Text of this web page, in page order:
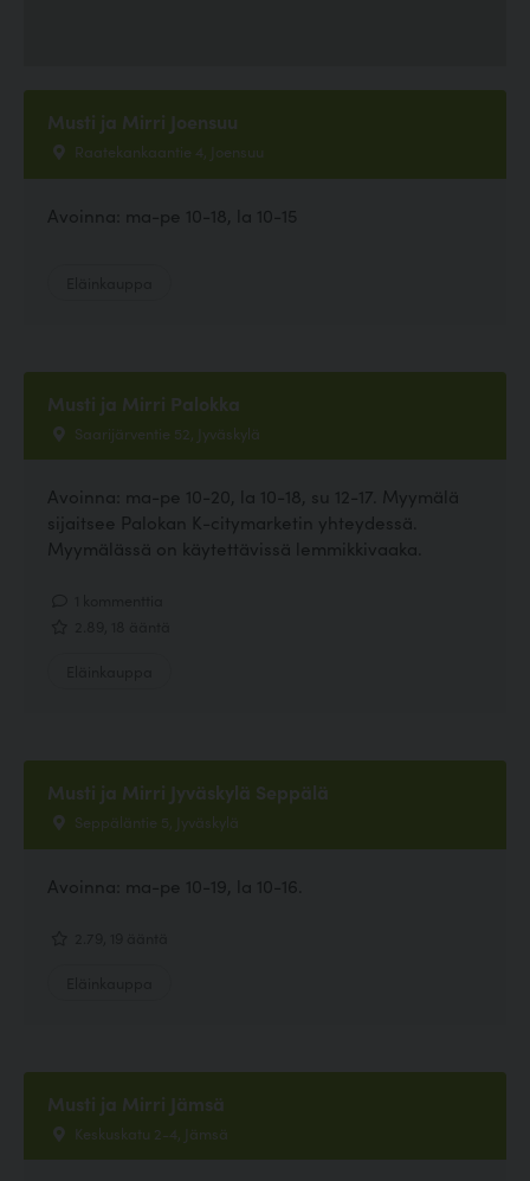
Musti ja Mirri Joensuu
Raatekankaantie 4, Joensuu
Avoinna: ma-pe 10-18, la 10-15
Musti ja Mirri Palokka
Saarijärventie 52, Jyväskylä
Avoinna: ma-pe 10-20, la 10-18, su 12-17. Myymälä
sijaitsee Palokan K-citymarketin yhteydessä.
Myymälässä on käytettävissä lemmikkivaaka.
Musti ja Mirri Jyväskylä Seppälä
Seppäläntie 5, Jyväskylä
Avoinna: ma-pe 10-19, la 10-16.
Musti ja Mirri Jämsä
Keskuskatu 2-4, Jämsä